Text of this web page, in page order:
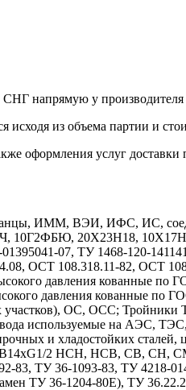
СНГ напрямую у
из объема партии и
оформления услуг
ИММ, ВЭИ, ИФС, ИС,
10Г2ФБЮ, 20Х23Н18,
07, ТУ 1468-120-
ОСТ 108.318.11-82, ОСТ
давления кованные
давления кованные
участков), ОС, ОСС;
используемые на АЭС,
и хладостойких
2 НСН, НСВ, СВ, СН,
ТУ 36-1093-83, ТУ 4218-
ТУ 36-1204-80Е), ТУ